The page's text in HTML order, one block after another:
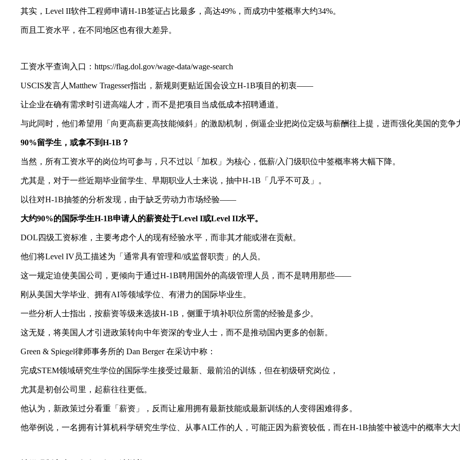
其实，Level II软件工程师申请H-1B签证占比最多，高达49%，而成功中签概率大约34%。
而且工资水平，在不同地区也有很大差异。
工资水平查询入口：https://flag.dol.gov/wage-data/wage-search
USCIS发言人Matthew Tragesser指出，新规则更贴近国会设立H-1B项目的初衷——
让企业在确有需求时引进高端人才，而不是把项目当成低成本招聘通道。
与此同时，他们希望用「向更高薪更高技能倾斜」的激励机制，倒逼企业把岗位定级与薪酬往上提，进而强化美国的竞争
90%留学生，或拿不到H-1B？
当然，所有工资水平的岗位均可参与，只不过以「加权」为核心，低薪/入门级职位中签概率将大幅下降。
尤其是，对于一些近期毕业留学生、早期职业人士来说，抽中H-1B「几乎不可及」。
以往对H-1B抽签的分析发现，由于缺乏劳动力市场经验——
大约90%的国际学生H-1B申请人的薪资处于Level I或Level II水平。
DOL四级工资标准，主要考虑个人的现有经验水平，而非其才能或潜在贡献。
他们将Level IV员工描述为「通常具有管理和/或监督职责」的人员。
这一规定迫使美国公司，更倾向于通过H-1B聘用国外的高级管理人员，而不是聘用那些——
刚从美国大学毕业、拥有AI等领域学位、有潜力的国际毕业生。
一些分析人士指出，按薪资等级来选拔H-1B，侧重于填补职位所需的经验是多少。
这无疑，将美国人才引进政策转向中年资深的专业人士，而不是推动国内更多的创新。
Green & Spiegel律师事务所的 Dan Berger 在采访中称：
完成STEM领域研究生学位的国际学生接受过最新、最前沿的训练，但在初级研究岗位，
尤其是初创公司里，起薪往往更低。
他认为，新政策过分看重「薪资」，反而让雇用拥有最新技能或最新训练的人变得困难得多。
他举例说，一名拥有计算机科学研究生学位、从事AI工作的人，可能正因为薪资较低，而在H-1B抽签中被选中的概率大大